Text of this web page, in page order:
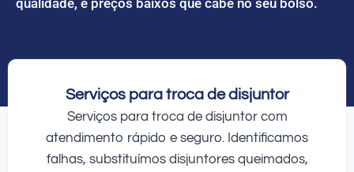
Serviços para troca de disjuntor
Serviços para troca de disjuntor com
atendimento rápido e seguro. Identificamos
falhas, substituímos disjuntores queimados,